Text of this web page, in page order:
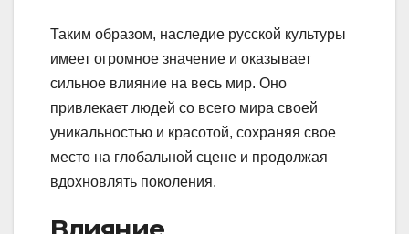
Таким образом, наследие русской культуры
имеет огромное значение и оказывает
сильное влияние на весь мир. Оно
привлекает людей со всего мира своей
уникальностью и красотой, сохраняя свое
место на глобальной сцене и продолжая
вдохновлять поколения.